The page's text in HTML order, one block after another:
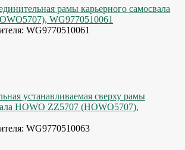
рамы карьерного самосвала
WG9770510061
WG9770510061
устанавливаемая сверху рамы
HOWO ZZ5707 (HOWO5707),
WG9770510063